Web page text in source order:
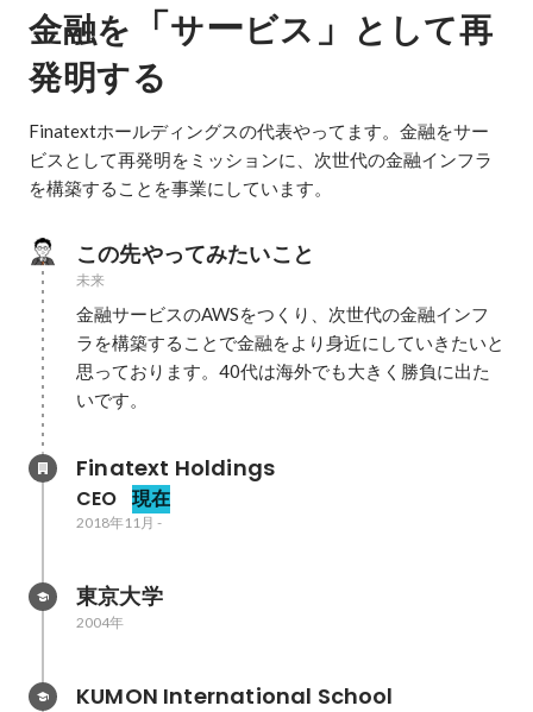
金融を 「サービス」 として再
発明する
Finatextホールディングスの代表やってます。金融をサー
ビスとして再発明をミッションに、次世代の金融インフラ
を構築することを事業にしています。
この先やってみたいこと
未来
金融サービスのAWSをつくり、次世代の金融インフ
ラを構築することで金融をより身近にしていきたいと
思っております。40代は海外でも大きく勝負に出た
いです。
Finatext Holdings
CEO 現在
2018年11月 -
東京大学
2004年
KUMON International School